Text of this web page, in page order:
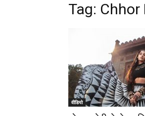
Tag: Chhor
वीडियो